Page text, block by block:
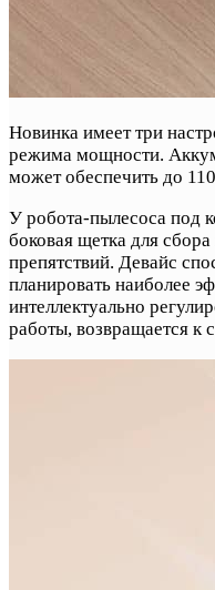
Новинка имеет три
режима мощности.
может обеспечить до
У робота-пылесоса под
боковая щетка для
препятствий. Девайс
планировать наиболее
интеллектуально
работы, возвращается к